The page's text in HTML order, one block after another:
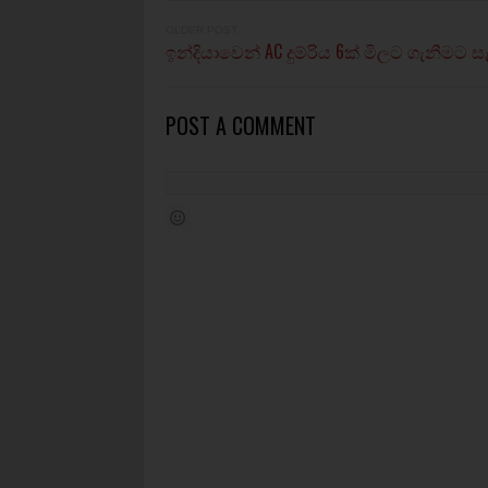
ඉන්දියාවෙන් AC දුම්රිය 6ක් මිලට ගැනීමට
POST A COMMENT